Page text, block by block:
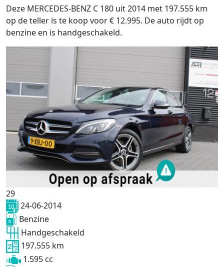
Deze MERCEDES-BENZ C 180 uit 2014 met 197.555 km
op de teller is te koop voor € 12.995. De auto rijdt op
benzine en is handgeschakeld.
29
24-06-2014
Benzine
Handgeschakeld
197.555 km
1.595 cc